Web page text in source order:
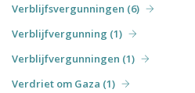
Verblijfsvergunningen (6)
Verblijfvergunning (1)
Verblijfvergunningen (1)
Verdriet om Gaza (1)